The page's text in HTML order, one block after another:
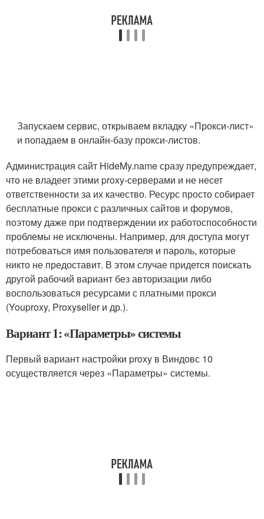
Запускаем сервис, открываем вкладку «Прокси-лист»
и попадаем в онлайн-базу прокси-листов.
Администрация сайт HideMy.name сразу предупреждает,
что не владеет этими proxy-серверами и не несет
ответственности за их качество. Ресурс просто собирает
бесплатные прокси с различных сайтов и форумов,
поэтому даже при подтверждении их работоспособности
проблемы не исключены. Например, для доступа могут
потребоваться имя пользователя и пароль, которые
никто не предоставит. В этом случае придется поискать
другой рабочий вариант без авторизации либо
воспользоваться ресурсами с платными прокси
(Youproxy, Proxyseller и др.).
Вариант 1: «Параметры» системы
Первый вариант настройки proxy в Виндовс 10
осуществляется через «Параметры» системы.